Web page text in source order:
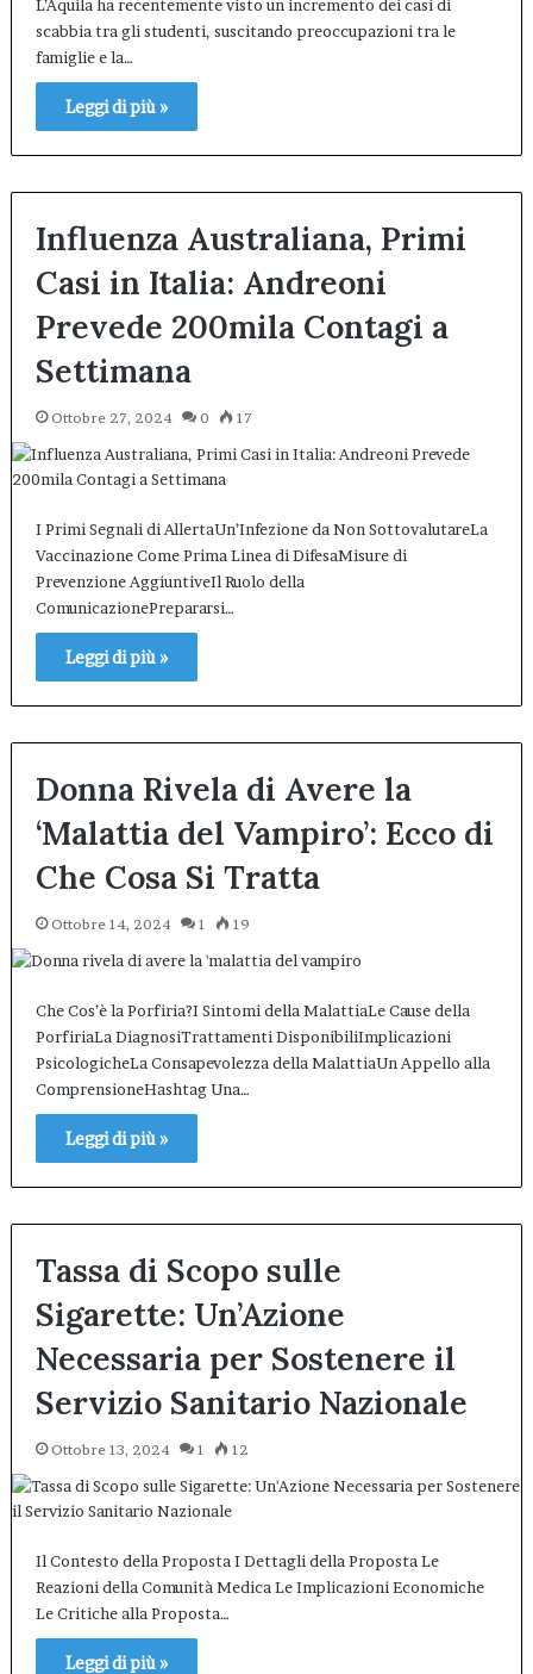
L’Aquila ha recentemente visto un incremento dei casi di
scabbia tra gli studenti, suscitando preoccupazioni tra le
famiglie e la…
Leggi di più »
Influenza Australiana, Primi
Casi in Italia: Andreoni
Prevede 200mila Contagi a
Settimana
Ottobre 27, 2024 0 17
I Primi Segnali di AllertaUn’Infezione da Non SottovalutareLa
Vaccinazione Come Prima Linea di DifesaMisure di
Prevenzione AggiuntiveIl Ruolo della
ComunicazionePrepararsi…
Leggi di più »
Donna Rivela di Avere la
‘Malattia del Vampiro’: Ecco di
Che Cosa Si Tratta
Ottobre 14, 2024 1 19
Che Cos’è la Porfiria?I Sintomi della MalattiaLe Cause della
PorfiriaLa DiagnosiTrattamenti DisponibiliImplicazioni
PsicologicheLa Consapevolezza della MalattiaUn Appello alla
ComprensioneHashtag Una…
Leggi di più »
Tassa di Scopo sulle
Sigarette: Un’Azione
Necessaria per Sostenere il
Servizio Sanitario Nazionale
Ottobre 13, 2024 1 12
Il Contesto della Proposta I Dettagli della Proposta Le
Reazioni della Comunità Medica Le Implicazioni Economiche
Le Critiche alla Proposta…
Leggi di più »